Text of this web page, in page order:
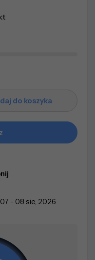
do koszyka
07 - 08 sie, 2026